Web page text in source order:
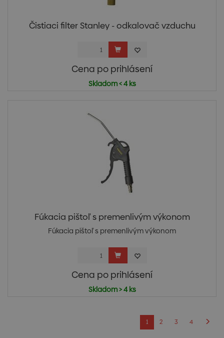
Čistiaci filter Stanley - odkalovač vzduchu
Cena po prihlásení
Skladom < 4 ks
Fúkacia pištoľ s premenlivým výkonom
Fúkacia pištoľ s premenlivým výkonom
Cena po prihlásení
Skladom > 4 ks
1 2 3 4